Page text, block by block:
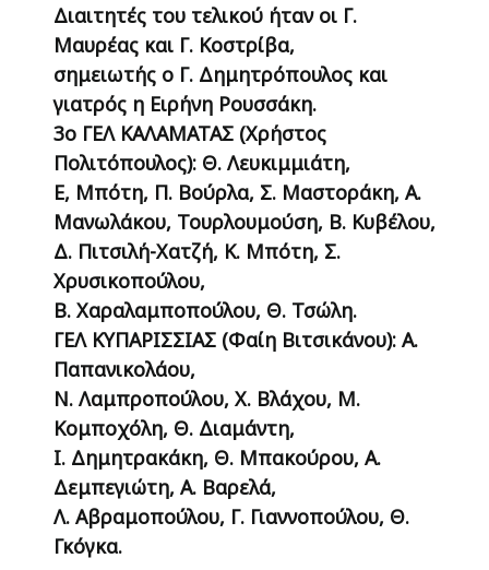
Διαιτητές του τελικού ήταν οι Γ.
Μαυρέας και Γ. Κοστρίβα,
σημειωτής ο Γ. Δημητρόπουλος και
γιατρός η Ειρήνη Ρουσσάκη.
3ο ΓΕΛ ΚΑΛΑΜΑΤΑΣ (Χρήστος
Πολιτόπουλος): Θ. Λευκιμμιάτη,
Ε, Μπότη, Π. Βούρλα, Σ. Μαστοράκη, Α.
Μανωλάκου, Τουρλουμούση, Β. Κυβέλου,
Δ. Πιτσιλή-Χατζή, Κ. Μπότη, Σ.
Χρυσικοπούλου,
Β. Χαραλαμποπούλου, Θ. Τσώλη.
ΓΕΛ ΚΥΠΑΡΙΣΣΙΑΣ (Φαίη Βιτσικάνου): Α.
Παπανικολάου,
Ν. Λαμπροπούλου, Χ. Βλάχου, Μ.
Κομποχόλη, Θ. Διαμάντη,
Ι. Δημητρακάκη, Θ. Μπακούρου, Α.
Δεμπεγιώτη, Α. Βαρελά,
Λ. Αβραμοπούλου, Γ. Γιαννοπούλου, Θ.
Γκόγκα.